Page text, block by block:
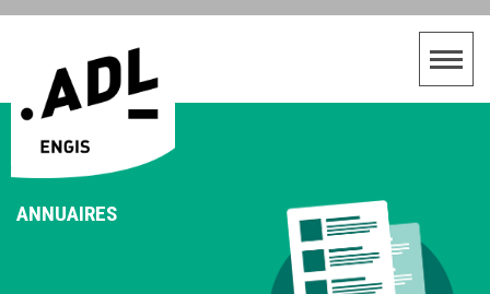
ANNUAIRES